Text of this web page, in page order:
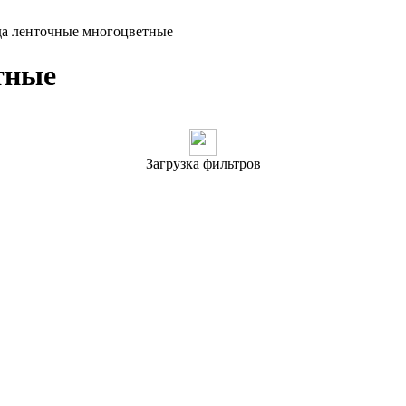
ленточные многоцветные
Загрузка фильтров